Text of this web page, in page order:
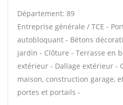
Département: 89
Entreprise générale / TCE -
autobloquant - Bétons
jardin - Clôture - Terrasse en
extérieur - Dallage extérieur -
maison, construction garage,
portes et portails -